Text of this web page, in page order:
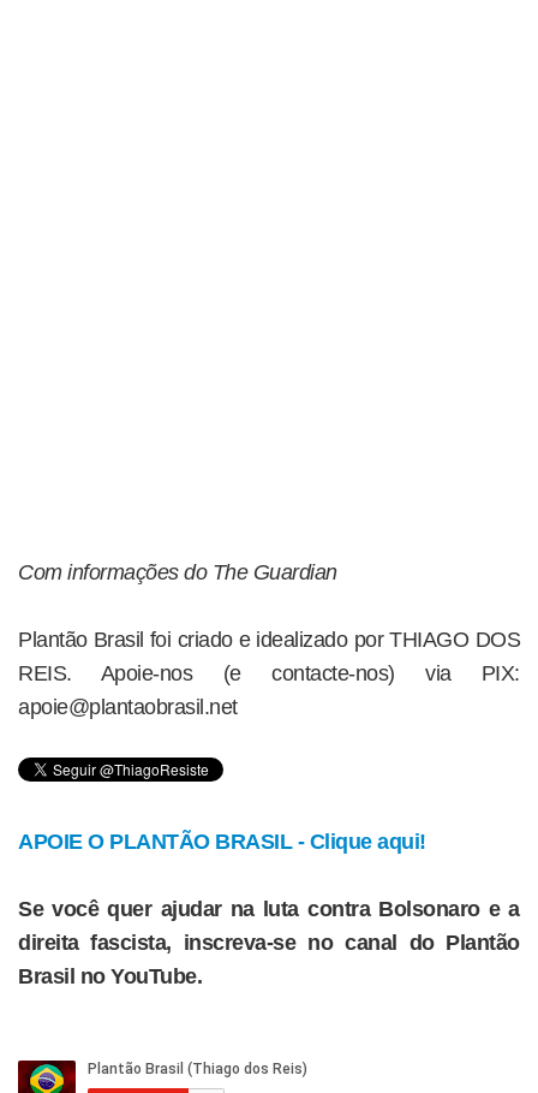
Com informações do The Guardian
Plantão Brasil foi criado e idealizado por THIAGO DOS
REIS. Apoie-nos (e contacte-nos) via PIX:
apoie@plantaobrasil.net
APOIE O PLANTÃO BRASIL - Clique aqui!
Se você quer ajudar na luta contra Bolsonaro e a
direita fascista, inscreva-se no canal do Plantão
Brasil no YouTube.